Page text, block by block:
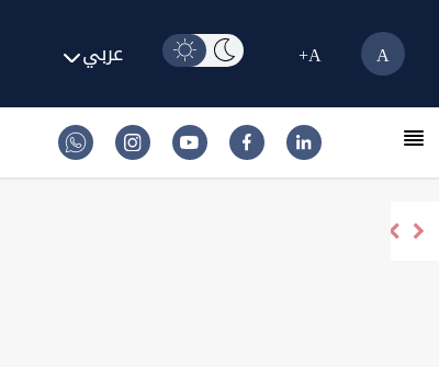
A
A+ عربي